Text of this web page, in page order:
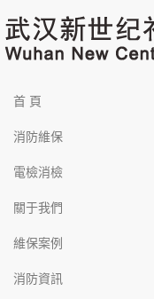
羞羞漫画在线-一区二区在
福利影院-国产福利视频在
檬福利资源导航-av中文字
三区-中文字幕欧美一区-91
首 頁
消防維保
電檢消檢
關于我們
維保案例
消防資訊
消防維保單位出具虛假報